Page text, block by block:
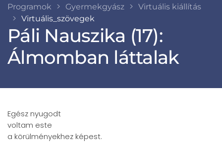
Programok Gyermekgyász
Virtuális kiállítás
Virtuális_szövegek
Páli Nauszika (17):
Álmomban láttalak
Egész nyugodt
voltam este
a körülményekhez képest.